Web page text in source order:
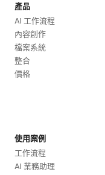
產品
AI 工作流程
內容創作
檔案系統
整合
價格
使用案例
工作流程
AI 業務助理